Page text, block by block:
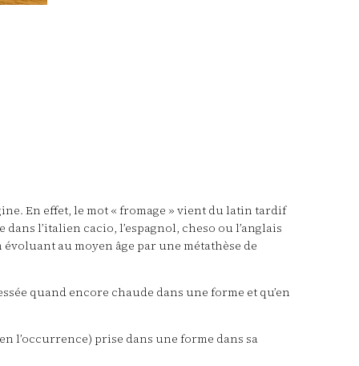
En effet, le mot « fromage » vient du latin tardif
l’italien cacio, l’espagnol, cheso ou l’anglais
au moyen âge par une métathèse de
quand encore chaude dans une forme et qu’en
l’occurrence) prise dans une forme dans sa